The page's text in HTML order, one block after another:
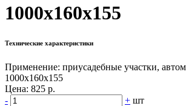
1000x160x155
Технические характеристики
Применение: приусадебные участки,
1000x160x155
Цена: 825 р.
-
+ шт